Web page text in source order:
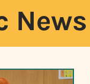
News